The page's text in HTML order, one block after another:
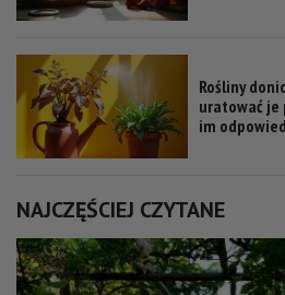
Rośliny
uratować je
im
NAJCZĘŚCIEJ CZYTANE